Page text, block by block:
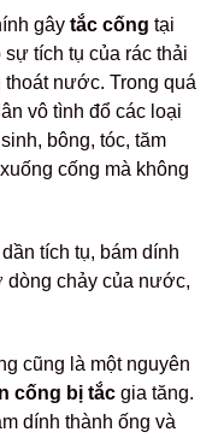
gây tắc cống tại
tích tụ của rác thải
nước. Trong quá
vô tình đổ các loại
bông, tóc, tăm
cống mà không
tích tụ, bám dính
dòng chảy của nước,
cũng là một nguyên
cống bị tắc gia tăng.
dính thành ống và